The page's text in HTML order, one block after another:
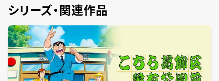
シリーズ・関連作品